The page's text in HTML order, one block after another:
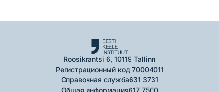
Roosikrantsi 6, 10119 Tallinn
Регистрационный код 70004011
Справочная служба631 3731
Общая информация617 7500